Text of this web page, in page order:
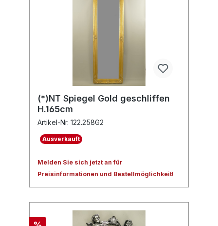
(*)NT Spiegel Gold geschliffen
H.165cm
Artikel-Nr. 122.258G2
Ausverkauft
Melden Sie sich jetzt an für
Preisinformationen und Bestellmöglichkeit!